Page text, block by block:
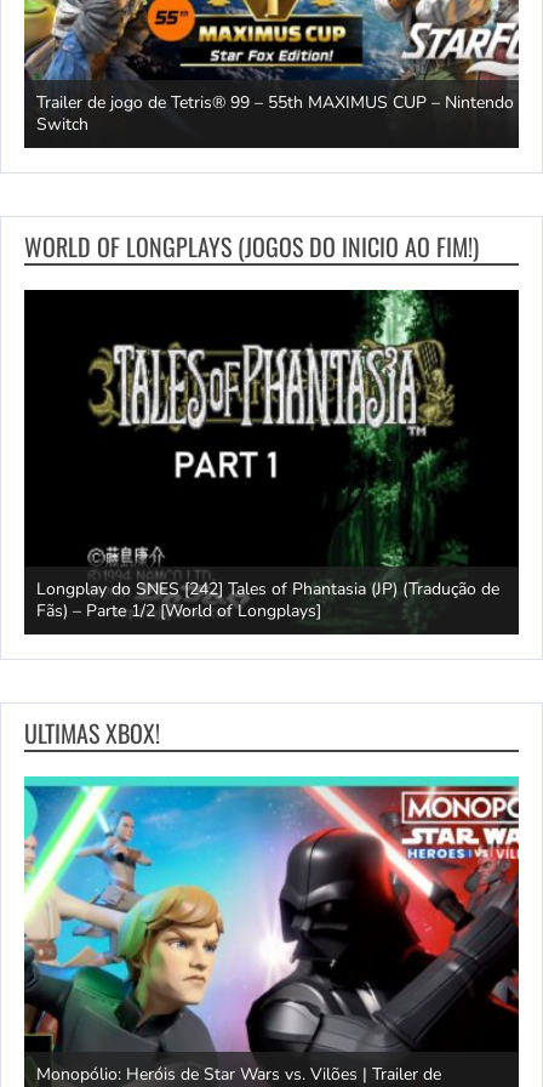
Trailer de jogo de Tetris® 99 – 55th MAXIMUS CUP – Nintendo
Switch
WORLD OF LONGPLAYS (JOGOS DO INICIO AO FIM!)
Longplay do SNES [242] Tales of Phantasia (JP) (Tradução de
Fãs) – Parte 1/2 [World of Longplays]
ULTIMAS XBOX!
Monopólio: Heróis de Star Wars vs. Vilões | Trailer de